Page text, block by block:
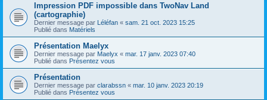
Impression PDF impossible dans TwoNav Land
(cartographie)
Dernier message par Léléfan « sam. 21 oct. 2023 15:25
Publié dans Matériels
Présentation Maelyx
Dernier message par Maelyx « mar. 17 janv. 2023 07:40
Publié dans Présentez vous
Présentation
Dernier message par clarabssn « mar. 10 janv. 2023 20:19
Publié dans Présentez vous